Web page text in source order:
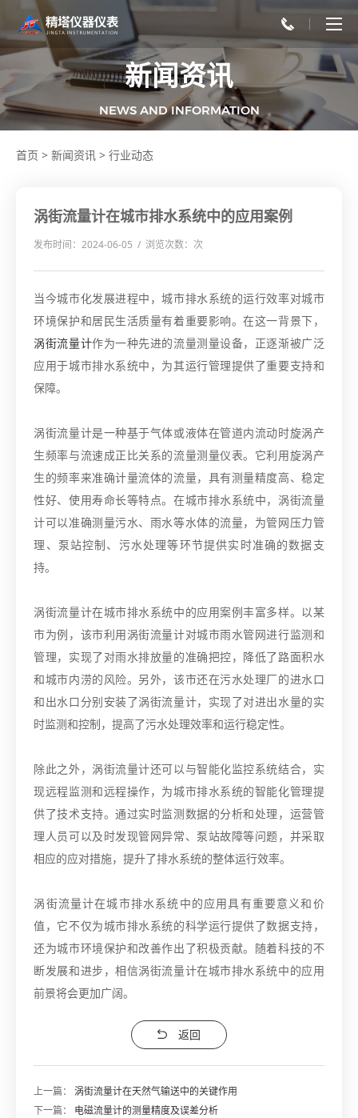
新闻资讯
NEWS AND INFORMATION
首页 > 新闻资讯 > 行业动态
涡街流量计在城市排水系统中的应用案例
发布时间：2024-06-05 / 浏览次数： 次
当今城市化发展进程中，城市排水系统的运行效率对城市
环境保护和居民生活质量有着重要影响。在这一背景下，
涡街流量计作为一种先进的流量测量设备，正逐渐被广泛
应用于城市排水系统中，为其运行管理提供了重要支持和
保障。
涡街流量计是一种基于气体或液体在管道内流动时旋涡产
生频率与流速成正比关系的流量测量仪表。它利用旋涡产
生的频率来准确计量流体的流量，具有测量精度高、稳定
性好、使用寿命长等特点。在城市排水系统中，涡街流量
计可以准确测量污水、雨水等水体的流量，为管网压力管
理、泵站控制、污水处理等环节提供实时准确的数据支
持。
涡街流量计在城市排水系统中的应用案例丰富多样。以某
市为例，该市利用涡街流量计对城市雨水管网进行监测和
管理，实现了对雨水排放量的准确把控，降低了路面积水
和城市内涝的风险。另外，该市还在污水处理厂的进水口
和出水口分别安装了涡街流量计，实现了对进出水量的实
时监测和控制，提高了污水处理效率和运行稳定性。
除此之外，涡街流量计还可以与智能化监控系统结合，实
现远程监测和远程操作，为城市排水系统的智能化管理提
供了技术支持。通过实时监测数据的分析和处理，运营管
理人员可以及时发现管网异常、泵站故障等问题，并采取
相应的应对措施，提升了排水系统的整体运行效率。
涡街流量计在城市排水系统中的应用具有重要意义和价
值，它不仅为城市排水系统的科学运行提供了数据支持，
还为城市环境保护和改善作出了积极贡献。随着科技的不
断发展和进步，相信涡街流量计在城市排水系统中的应用
前景将会更加广阔。
返回
上一篇：涡街流量计在天然气输送中的关键作用
下一篇： 电磁流量计的测量精度及误差分析